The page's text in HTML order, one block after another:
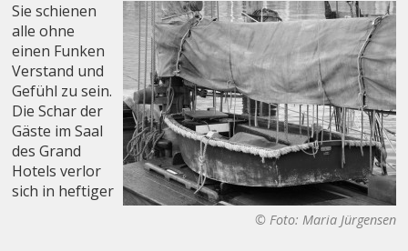
© Foto: Maria Jürgensen
Sie schienen
alle ohne
einen Funken
Verstand und
Gefühl zu sein.
Die Schar der
Gäste im Saal
des Grand
Hotels verlor
sich in heftiger